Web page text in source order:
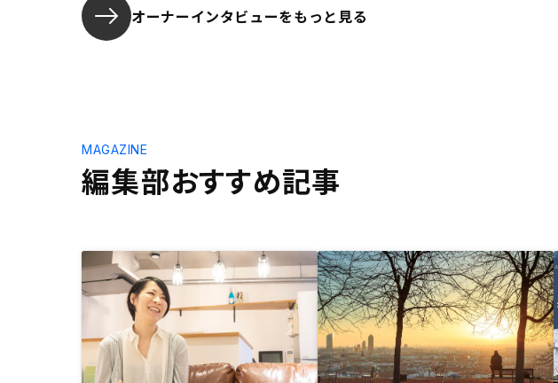
オーナーインタビューをもっと見る
編集部おすすめ記事
MAGAZINE